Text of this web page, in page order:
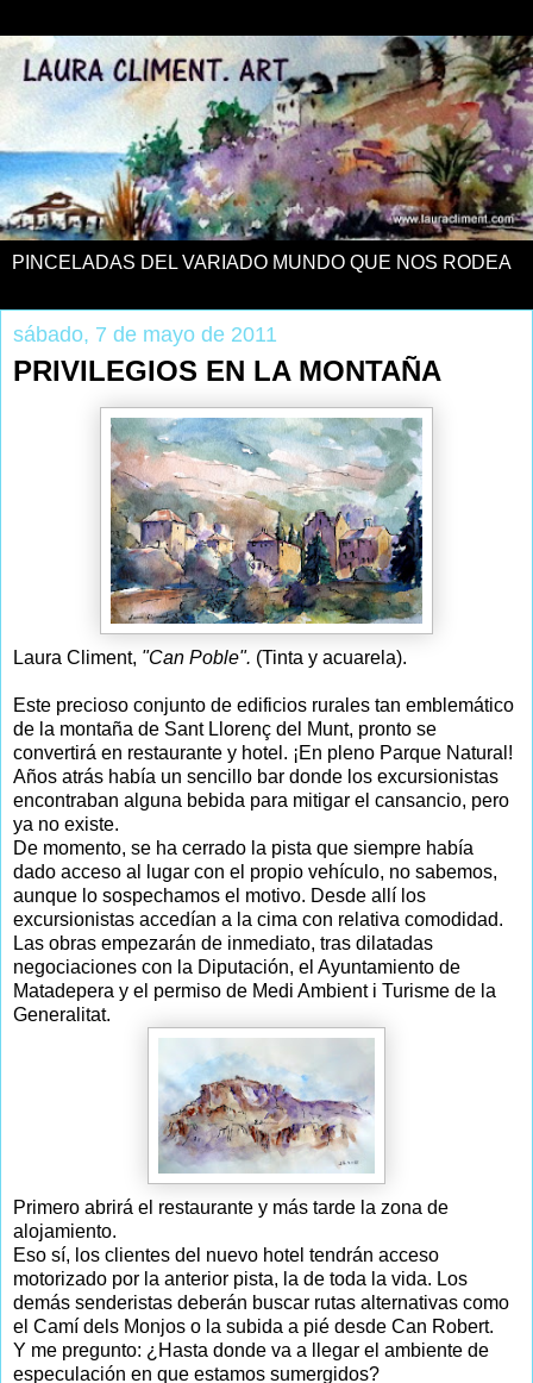
PINCELADAS DEL VARIADO MUNDO QUE NOS RODEA
sábado, 7 de mayo de 2011
PRIVILEGIOS EN LA MONTAÑA
Laura Climent, "Can Poble". (Tinta y acuarela).
Este precioso conjunto de edificios rurales tan emblemático
de la montaña de Sant Llorenç del Munt, pronto se
convertirá en restaurante y hotel. ¡En pleno Parque Natural!
Años atrás había un sencillo bar donde los excursionistas
encontraban alguna bebida para mitigar el cansancio, pero
ya no existe.
De momento, se ha cerrado la pista que siempre había
dado acceso al lugar con el propio vehículo, no sabemos,
aunque lo sospechamos el motivo. Desde allí los
excursionistas accedían a la cima con relativa comodidad.
Las obras empezarán de inmediato, tras dilatadas
negociaciones con la Diputación, el Ayuntamiento de
Matadepera y el permiso de Medi Ambient i Turisme de la
Generalitat.
Primero abrirá el restaurante y más tarde la zona de
alojamiento.
Eso sí, los clientes del nuevo hotel tendrán acceso
motorizado por la anterior pista, la de toda la vida. Los
demás senderistas deberán buscar rutas alternativas como
el Camí dels Monjos o la subida a pié desde Can Robert.
Y me pregunto: ¿Hasta donde va a llegar el ambiente de
especulación en que estamos sumergidos?